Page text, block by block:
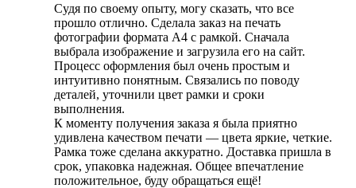
Судя по своему опыту, могу сказать, что все
прошло отлично. Сделала заказ на печать
фотографии формата А4 с рамкой. Сначала
выбрала изображение и загрузила его на сайт.
Процесс оформления был очень простым и
интуитивно понятным. Связались по поводу
деталей, уточнили цвет рамки и сроки
выполнения.
К моменту получения заказа я была приятно
удивлена качеством печати — цвета яркие, четкие.
Рамка тоже сделана аккуратно. Доставка пришла в
срок, упаковка надежная. Общее впечатление
положительное, буду обращаться ещё!